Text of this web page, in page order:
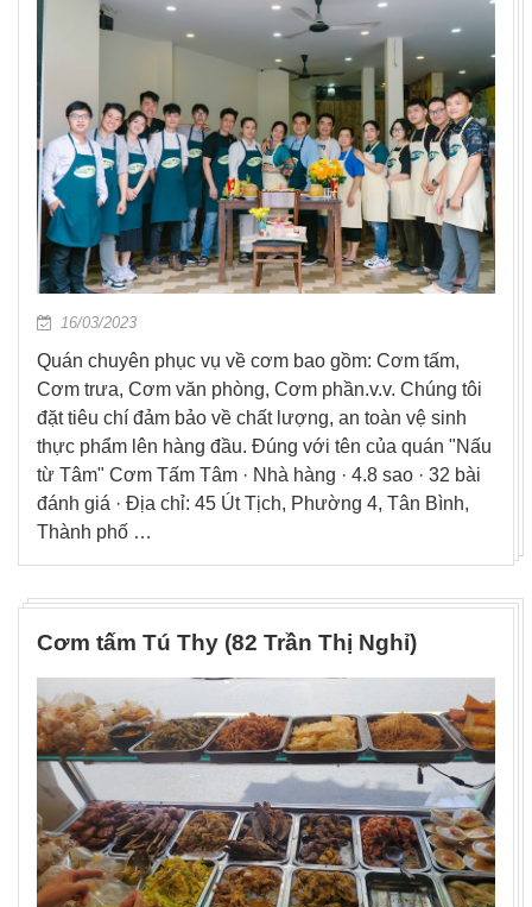
16/03/2023
Quán chuyên phục vụ về cơm bao gồm: Cơm tấm,
Cơm trưa, Cơm văn phòng, Cơm phần.v.v. Chúng tôi
đặt tiêu chí đảm bảo về chất lượng, an toàn vệ sinh
thực phẩm lên hàng đầu. Đúng với tên của quán "Nấu
từ Tâm" Cơm Tấm Tâm · Nhà hàng · 4.8 sao · 32 bài
đánh giá · Địa chỉ: 45 Út Tịch, Phường 4, Tân Bình,
Thành phố …
Cơm tấm Tú Thy (82 Trần Thị Nghỉ)